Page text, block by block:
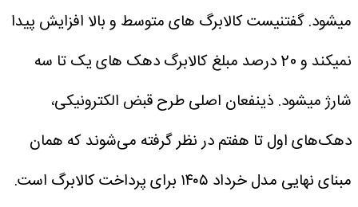
میشود.گفتنیست کالابرگ های متوسط و بالا افزایش پیدا
نمیکند و 20 درصد مبلغ کالابرگ دهک های یک تا سه
شارژ میشود. ذینفعان اصلی طرح قبض الکترونیکی،
دهک‌های اول تا هفتم در نظر گرفته می‌شوند که همان
مبنای نهایی مدل خرداد ۱۴۰۵ برای پرداخت کالابرگ است.